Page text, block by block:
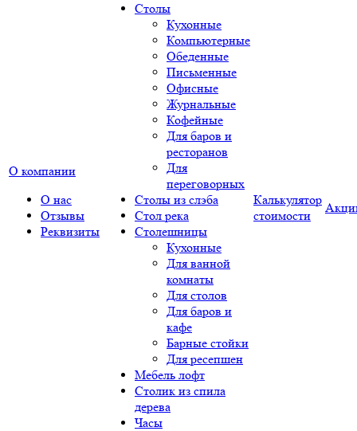
О компании
О нас
Отзывы
Реквизиты
Столы
Кухонные
Компьютерные
Обеденные
Письменные
Офисные
Журнальные
Кофейные
Для баров и
ресторанов
Для
переговорных
Столы из слэба
Стол река
Столешницы
Кухонные
Для ванной
комнаты
Для столов
Для баров и
кафе
Барные стойки
Для ресепшен
Мебель лофт
Столик из спила
дерева
Часы
Калькулятор
стоимости